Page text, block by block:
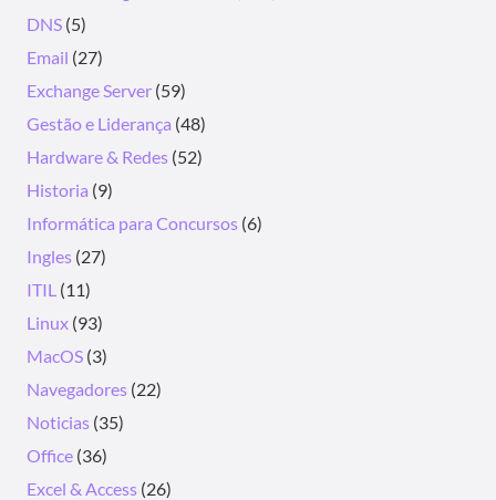
DNS (5)
Email (27)
Exchange Server (59)
Gestão e Liderança (48)
Hardware & Redes (52)
Historia (9)
Informática para Concursos (6)
Ingles (27)
ITIL (11)
Linux (93)
MacOS (3)
Navegadores (22)
Noticias (35)
Office (36)
Excel & Access (26)